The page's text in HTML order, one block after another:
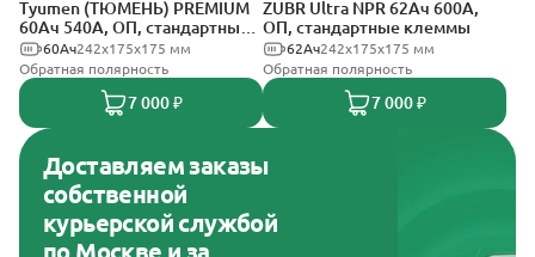
Tyumen (ТЮМЕНЬ) PREMIUM
60Ач 540А, ОП, стандартные
клеммы242х175х175 мм
60Ач
Обратная полярность
7 000 ₽
ZUBR Ultra NPR 62Ач 600А,
ОП, стандартные клеммы
242х175х175 мм
62Ач
Обратная полярность
7 000 ₽
Доставляем заказы
собственной
курьерской службой